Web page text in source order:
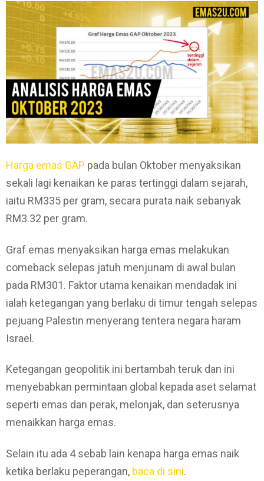
Harga emas GAP pada bulan Oktober menyaksikan
sekali lagi kenaikan ke paras tertinggi dalam sejarah,
iaitu RM335 per gram, secara purata naik sebanyak
RM3.32 per gram.
Graf emas menyaksikan harga emas melakukan
comeback selepas jatuh menjunam di awal bulan
pada RM301. Faktor utama kenaikan mendadak ini
ialah ketegangan yang berlaku di timur tengah selepas
pejuang Palestin menyerang tentera negara haram
Israel.
Ketegangan geopolitik ini bertambah teruk dan ini
menyebabkan permintaan global kepada aset selamat
seperti emas dan perak, melonjak, dan seterusnya
menaikkan harga emas.
Selain itu ada 4 sebab lain kenapa harga emas naik
ketika berlaku peperangan, baca di sini.